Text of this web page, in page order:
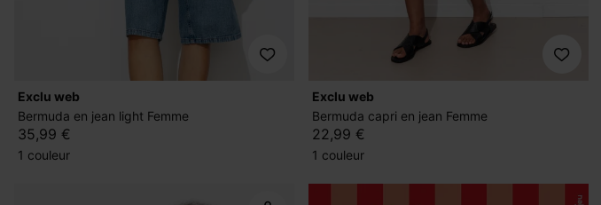
exclu web
Bermuda en jean light Femme
35,99 €
1 couleur
exclu web
Bermuda capri en jean Femme
22,99 €
1 couleur